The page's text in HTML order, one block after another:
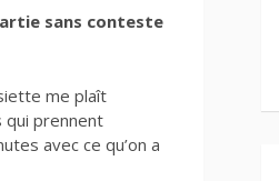
sans conteste
me plaît
qui prennent
avec ce qu’on a